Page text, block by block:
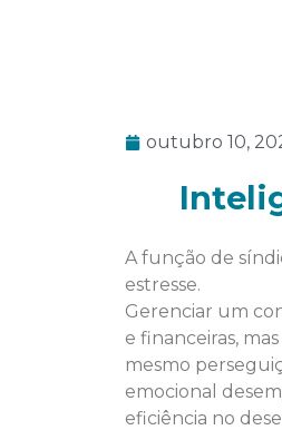
outubro 10,
A função de
estresse.
Gerenciar um
e financeiras,
mesmo
emocional
eficiência no